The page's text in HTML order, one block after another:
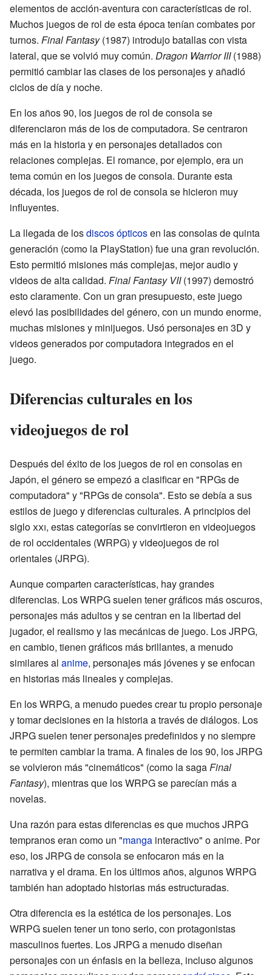
elementos de acción-aventura con características de rol.
Muchos juegos de rol de esta época tenían combates por
turnos. Final Fantasy(1987) introdujo batallas con vista
lateral, que se volvió muy común. Dragon Warrior III(1988)
permitió cambiar las clases de los personajes y añadió
ciclos de día y noche.
En los años 90, los juegos de rol de consola se
diferenciaron más de los de computadora. Se centraron
más en la historia y en personajes detallados con
relaciones complejas. El romance, por ejemplo, era un
tema común en los juegos de consola. Durante esta
década, los juegos de rol de consola se hicieron muy
influyentes.
La llegada de losdiscos ópticosen las consolas de quinta
generación (como la PlayStation) fue una gran revolución.
Esto permitió misiones más complejas, mejor audio y
videos de alta calidad. Final Fantasy VII(1997) demostró
esto claramente. Con un gran presupuesto, este juego
elevó las posibilidades del género, con un mundo enorme,
muchas misiones y minijuegos. Usó personajes en 3D y
videos generados por computadora integrados en el
juego.
Diferencias culturales en los
videojuegos de rol
Después del éxito de los juegos de rol en consolas en
Japón, el género se empezó a clasificar en "RPGs de
computadora" y "RPGs de consola". Esto se debía a sus
estilos de juego y diferencias culturales. A principios del
sigloxxi, estas categorías se convirtieron en videojuegos
de rol occidentales (WRPG) y videojuegos de rol
orientales (JRPG).
Aunque comparten características, hay grandes
diferencias. Los WRPG suelen tener gráficos más oscuros,
personajes más adultos y se centran en la libertad del
jugador, el realismo y las mecánicas de juego. Los JRPG,
en cambio, tienen gráficos más brillantes, a menudo
similares al anime, personajes más jóvenes y se enfocan
en historias más lineales y complejas.
En los WRPG, a menudo puedes crear tu propio personaje
y tomar decisiones en la historia a través de diálogos. Los
JRPG suelen tener personajes predefinidos y no siempre
te permiten cambiar la trama. A finales de los 90, los JRPG
se volvieron más "cinemáticos" (como la sagaFinal
Fantasy), mientras que los WRPG se parecían más a
novelas.
Una razón para estas diferencias es que muchos JRPG
tempranos eran como un "manga interactivo" o anime. Por
eso, los JRPG de consola se enfocaron más en la
narrativa y el drama. En los últimos años, algunos WRPG
también han adoptado historias más estructuradas.
Otra diferencia es la estética de los personajes. Los
WRPG suelen tener un tono serio, con protagonistas
masculinos fuertes. Los JRPG a menudo diseñan
personajes con un énfasis en la belleza, incluso algunos